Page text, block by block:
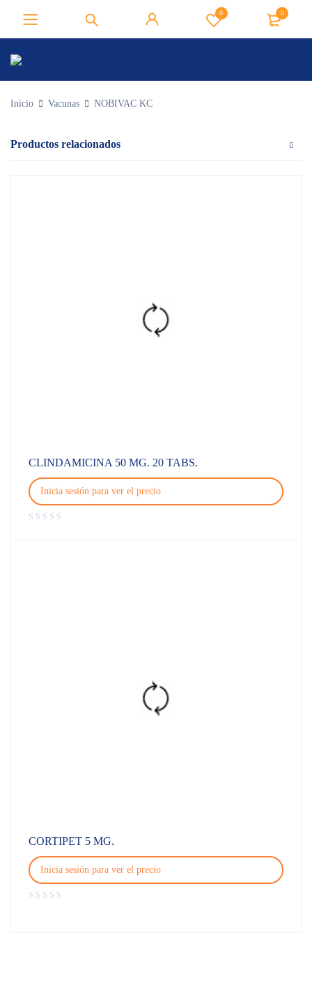
0 0
Inicio Vacunas NOBIVAC KC
Productos relacionados
CLINDAMICINA 50 MG. 20 TABS.
Inicia sesión para ver el precio
CORTIPET 5 MG.
Inicia sesión para ver el precio